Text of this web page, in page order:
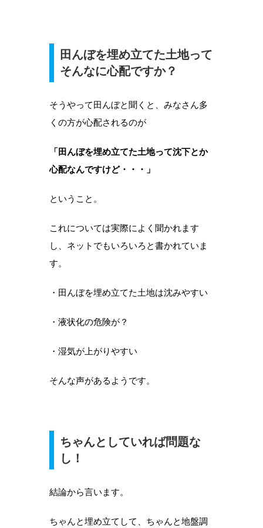
田んぼを埋め立てた土地って
そんなに心配ですか？
そうやって田んぼと聞くと、みなさん多
くの方が心配されるのが
「田んぼを埋め立てた土地って沈下とか
心配なんですけど・・・」
ということ。
これについては実際によく聞かれます
し、ネットでもいろいろと書かれていま
す。
・田んぼを埋め立てた土地は沈みやすい
・液状化の危険が？
・湿気が上がりやすい
そんな声があるようです。
ちゃんとしていれば問題な
し！
結論から言います。
ちゃんと埋め立てして、ちゃんと地盤調